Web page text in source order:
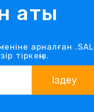
аты
арналған
тіркеңіз.
Іздеу